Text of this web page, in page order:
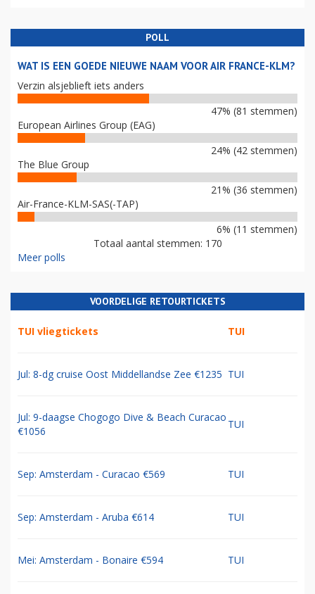
POLL
WAT IS EEN GOEDE NIEUWE NAAM VOOR AIR FRANCE-KLM?
Verzin alsjeblieft iets anders
47% (81 stemmen)
European Airlines Group (EAG)
24% (42 stemmen)
The Blue Group
21% (36 stemmen)
Air-France-KLM-SAS(-TAP)
6% (11 stemmen)
Totaal aantal stemmen: 170
Meer polls
VOORDELIGE RETOURTICKETS
TUI vliegtickets TUI
Jul: 8-dg cruise Oost Middellandse Zee €1235 TUI
Jul: 9-daagse Chogogo Dive & Beach Curacao
€1056
TUI
Sep: Amsterdam - Curacao €569 TUI
Sep: Amsterdam - Aruba €614 TUI
Mei: Amsterdam - Bonaire €594 TUI